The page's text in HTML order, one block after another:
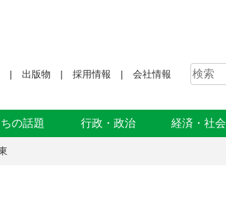
出版物 採用情報 会社情報
ちの話題 行政・政治 経済・社会